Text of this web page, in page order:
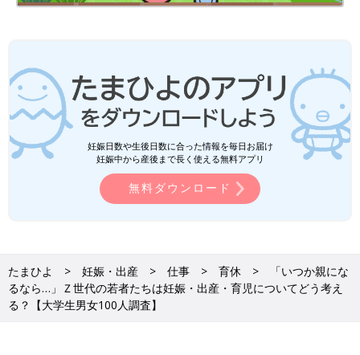
妊娠日数や生後日数に合った情報を毎日お届け
妊娠中から産後まで長く使える無料アプリ
無料ダウンロード
たまひよ 妊娠・出産 仕事 育休
「いつか親にな
るなら…」Ｚ世代の若者たちは妊娠・出産・育児についてどう考え
る？【大学生男女100人調査】